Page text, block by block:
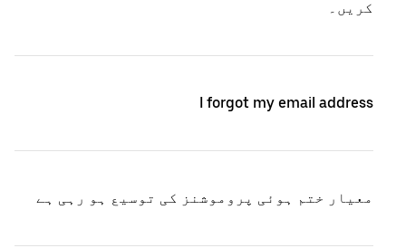
کریں۔
I forgot my email address
معیار ختم ہوئی پروموشنز کی توسیع ہو رہی ہے